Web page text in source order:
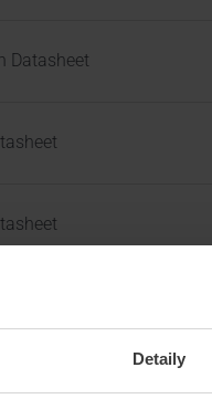
Detaily
Datasheet